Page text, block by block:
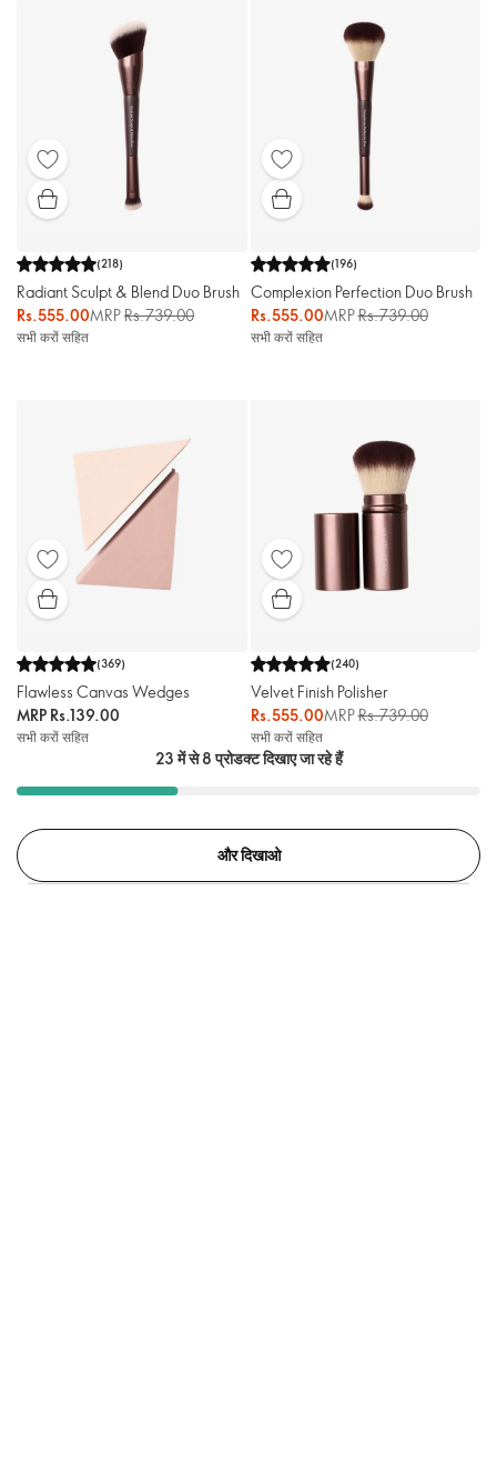
(218)
Radiant Sculpt & Blend Duo Brush
Rs.555.00MRPRs.739.00
सभी करों सहित
(196)
Complexion Perfection Duo Brush
Rs.555.00MRPRs.739.00
सभी करों सहित
(369)
Flawless Canvas Wedges
MRP Rs.139.00
सभी करों सहित
(240)
Velvet Finish Polisher
Rs.555.00MRPRs.739.00
सभी करों सहित
23 में से 8 प्रोडक्ट दिखाए जा रहे हैं
और दिखाओ